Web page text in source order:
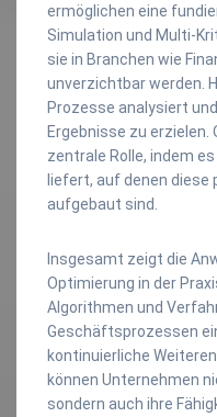
ermöglichen eine
Simulation und Multi-
sie in Branchen wie
unverzichtbar werden.
Prozesse analysiert
Ergebnisse zu
zentrale Rolle, indem
liefert, auf denen diese
aufgebaut sind.
Insgesamt zeigt die
Optimierung in der
Algorithmen und
Geschäftsprozessen
kontinuierliche
können Unternehmen
sondern auch ihre